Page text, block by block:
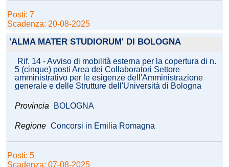
Posti: 7
Scadenza: 20-08-2025
'ALMA MATER STUDIORUM' DI BOLOGNA
Rif. 14 - Avviso di mobilità esterna per la copertura di n.
5 (cinque) posti Area dei Collaboratori Settore
amministrativo per le esigenze dell'Amministrazione
generale e delle Strutture dell'Università di Bologna
Provincia BOLOGNA
Regione Concorsi in Emilia Romagna
Posti: 5
Scadenza: 07-08-2025